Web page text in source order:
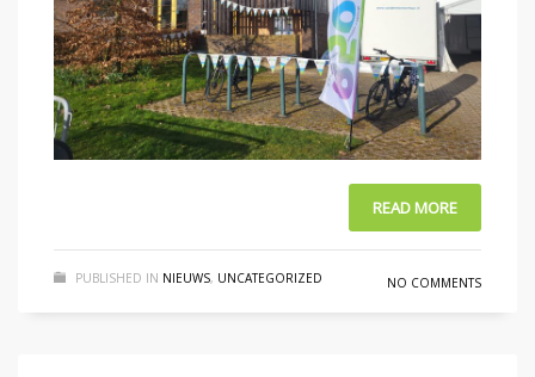
READ MORE
PUBLISHED IN NIEUWS, UNCATEGORIZED NO COMMENTS